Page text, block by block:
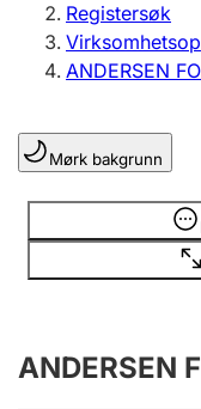
Registrere,
Lag og forening
Registrere,
Årsregnskap
Registersøk
ANDERSEN
Mørk bakgrunn
Opplysninger er
ANDERSEN